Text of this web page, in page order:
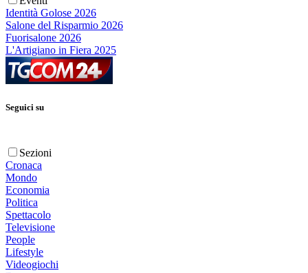
Identità Golose 2026
Salone del Risparmio 2026
Fuorisalone 2026
L'Artigiano in Fiera 2025
Seguici su
Sezioni
Cronaca
Mondo
Economia
Politica
Spettacolo
Televisione
People
Lifestyle
Videogiochi